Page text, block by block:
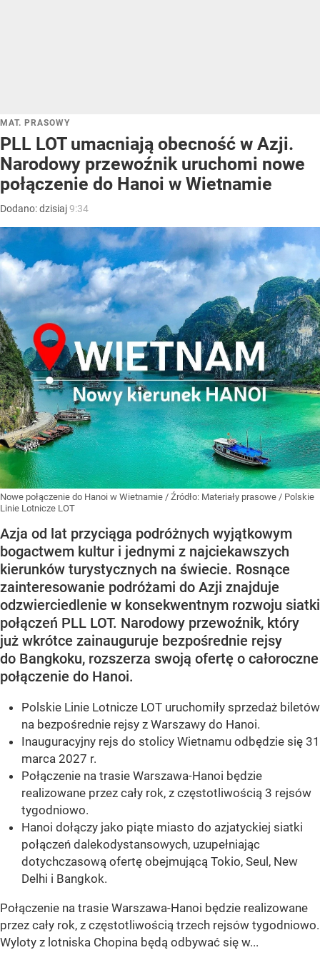
MAT. PRASOWY
PLL LOT umacniają obecność w Azji.
Narodowy przewoźnik uruchomi nowe
połączenie do Hanoi w Wietnamie
Dodano:dzisiaj9:34
Nowe połączenie do Hanoi w Wietnamie / Źródło: Materiały prasowe / Polskie
Linie Lotnicze LOT
Azja od lat przyciąga podróżnych wyjątkowym
bogactwem kultur i jednymi z najciekawszych
kierunków turystycznych na świecie. Rosnące
zainteresowanie podróżami do Azji znajduje
odzwierciedlenie w konsekwentnym rozwoju siatki
połączeń PLL LOT. Narodowy przewoźnik, który
już wkrótce zainauguruje bezpośrednie rejsy
do Bangkoku, rozszerza swoją ofertę o całoroczne
połączenie do Hanoi.
Polskie Linie Lotnicze LOT uruchomiły sprzedaż biletów
na bezpośrednie rejsy z Warszawy do Hanoi.
Inauguracyjny rejs do stolicy Wietnamu odbędzie się 31
marca 2027 r.
Połączenie na trasie Warszawa-Hanoi będzie
realizowane przez cały rok, z częstotliwością 3 rejsów
tygodniowo.
Hanoi dołączy jako piąte miasto do azjatyckiej siatki
połączeń dalekodystansowych, uzupełniając
dotychczasową ofertę obejmującą Tokio, Seul, New
Delhi i Bangkok.
Połączenie na trasie Warszawa-Hanoi będzie realizowane
przez cały rok, z częstotliwością trzech rejsów tygodniowo.
Wyloty z lotniska Chopina będą odbywać się w...